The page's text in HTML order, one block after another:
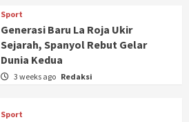
Sport
Generasi Baru La Roja Ukir
Sejarah, Spanyol Rebut Gelar
Dunia Kedua
3 weeks ago Redaksi
Sport